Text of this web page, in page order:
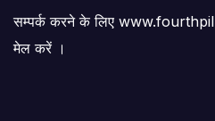
सम्पर्क करने के लिए
मेल करें ।